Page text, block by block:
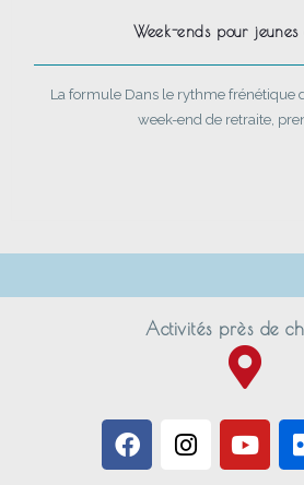
Week-ends pour jeunes
La formule Dans le rythme frénétique
week-end de retraite,
Activités près de